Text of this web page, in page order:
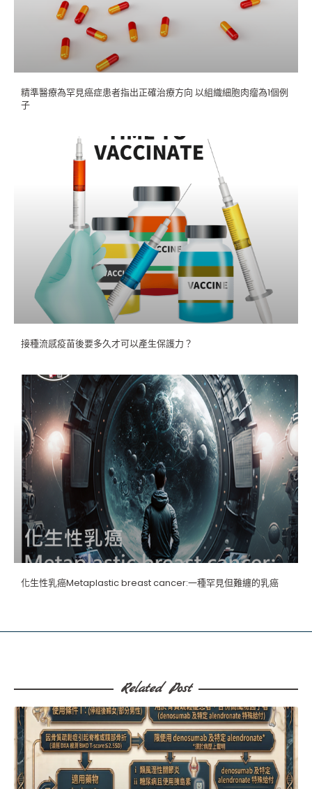
精準醫療為罕見癌症患者指出正確治療方向 以組織細胞肉瘤為1個例
子
接種流感疫苗後要多久才可以產生保護力？
化生性乳癌Metaplastic breast cancer:一種罕見但難纏的乳癌
Related Post​